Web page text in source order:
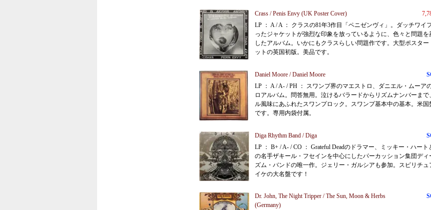
Crass / Penis Envy (UK Poster Cover)
LP ： A / A ： クラスの81年3作目「ペニゼンヴィ」。ダッチワイ
ったジャケットが強烈な印象を放っているように、色々と問題を
したアルバム。いかにもクラスらしい問題作です。大型ポスター
ットの英国初版。美品です。
Daniel Moore / Daniel Moore
LP ： A / A- / PH ： スワンプ界のマエストロ、ダニエル・ムーア
ロアルバム。問答無用。泣けるバラードからリズムナンバーまで
ル風味にあふれたスワンプロック。スワンプ基本中の基本。米国
です。専用内袋付属。
Diga Rhythm Band / Diga
LP ： B+ / A- / CO ： Grateful Deadのドラマー、ミッキー・ハート
の名手ザキール・フセインを中心にしたパーカッション集団ディ
ズム・バンドの唯一作。ジェリー・ガルシアも参加。スピリチュ
イケの大名盤です！
Dr. John, The Night Tripper / The Sun, Moon & Herbs
(Germany)